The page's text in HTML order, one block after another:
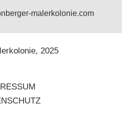
malerkolonie.com
2025